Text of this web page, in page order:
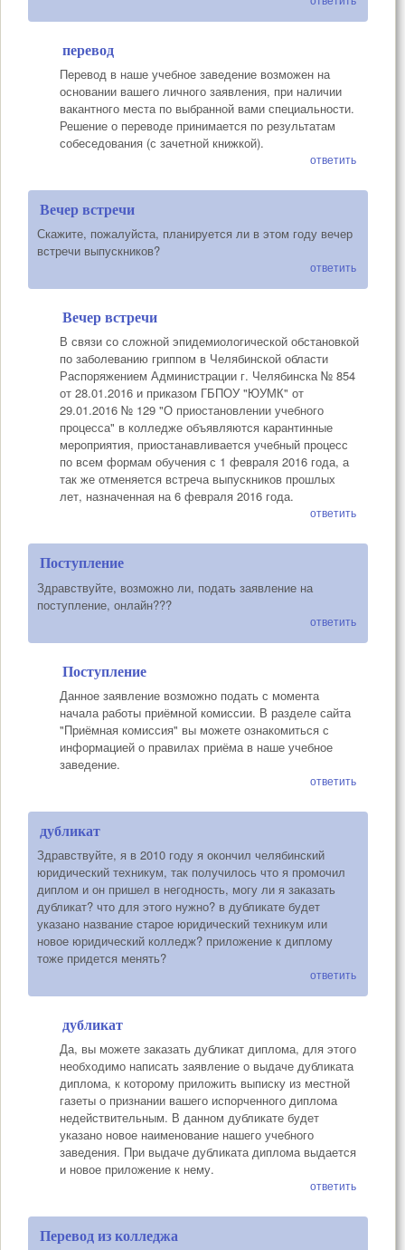
перевод
Перевод в наше учебное заведение возможен на
основании вашего личного заявления, при наличии
вакантного места по выбранной вами специальности.
Решение о переводе принимается по результатам
собеседования (с зачетной книжкой).
ответить
Вечер встречи
Скажите, пожалуйста, планируется ли в этом году вечер
встречи выпускников?
ответить
Вечер встречи
В связи со сложной эпидемиологической обстановкой
по заболеванию гриппом в Челябинской области
Распоряжением Администрации г. Челябинска № 854
от 28.01.2016 и приказом ГБПОУ "ЮУМК" от
29.01.2016 № 129 "О приостановлении учебного
процесса" в колледже объявляются карантинные
мероприятия, приостанавливается учебный процесс
по всем формам обучения с 1 февраля 2016 года, а
так же отменяется встреча выпускников прошлых
лет, назначенная на 6 февраля 2016 года.
ответить
Поступление
Здравствуйте, возможно ли, подать заявление на
поступление, онлайн???
ответить
Поступление
Данное заявление возможно подать с момента
начала работы приёмной комиссии. В разделе сайта
"Приёмная комиссия" вы можете ознакомиться с
информацией о правилах приёма в наше учебное
заведение.
ответить
дубликат
Здравствуйте, я в 2010 году я окончил челябинский
юридический техникум, так получилось что я промочил
диплом и он пришел в негодность, могу ли я заказать
дубликат? что для этого нужно? в дубликате будет
указано название старое юридический техникум или
новое юридический колледж? приложение к диплому
тоже придется менять?
ответить
дубликат
Да, вы можете заказать дубликат диплома, для этого
необходимо написать заявление о выдаче дубликата
диплома, к которому приложить выписку из местной
газеты о признании вашего испорченного диплома
недействительным. В данном дубликате будет
указано новое наименование нашего учебного
заведения. При выдаче дубликата диплома выдается
и новое приложение к нему.
ответить
Перевод из колледжа